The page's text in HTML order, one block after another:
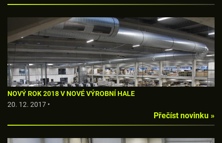
NOVÝ ROK 2018 V NOVÉ VÝROBNÍ HALE
20. 12. 2017 •
Přečíst novinku »